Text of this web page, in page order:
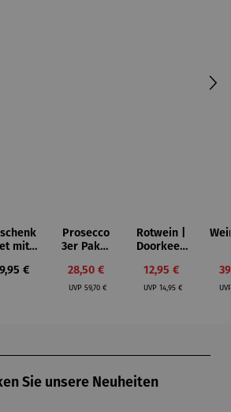
mit
Preis:
€
Prosecco
3er Paket
Prosecco
DOC
Verkaufspreis:
28,50 €
UVPRegulärer Preis:
59,70 €
Rotwein |
Doorkeep
Verkaufspreis:
12,95 €
UVPRegulärer Preis:
14,95 €
Sie unsere Neuheiten